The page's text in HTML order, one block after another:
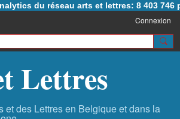
du réseau arts et lettres: 8 403 746
Connexion
Lettres